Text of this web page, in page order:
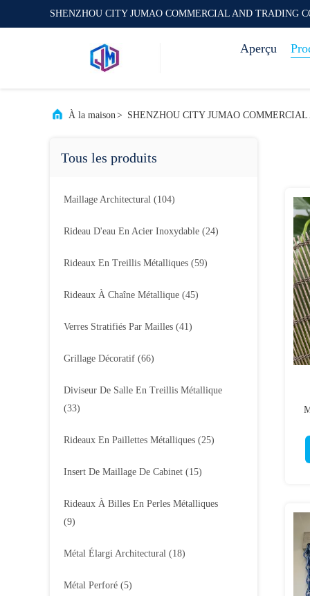
SHENZHOU CITY JUMAO COMMERCIAL AND TRADING
Aperçu
À la maison> SHENZHOU CITY JUMAO
Tous les produits
Maillage Architectural (104)
Rideau D'eau En Acier Inoxydable (24)
Rideaux En Treillis Métalliques (59)
Rideaux À Chaîne Métallique (45)
Verres Stratifiés Par Mailles (41)
Grillage Décoratif (66)
Diviseur De Salle En Treillis Métallique
(33)
Rideaux En Paillettes Métalliques (25)
Insert De Maillage De Cabinet (15)
Rideaux À Billes En Perles Métalliques
(9)
Métal Élargi Architectural (18)
Métal Perforé (5)